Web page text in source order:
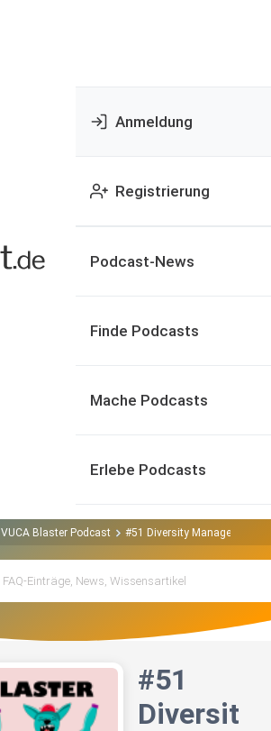
Anmeldung
Registrierung
Podcast-News
Finde Podcasts
Mache Podcasts
Erlebe Podcasts
VUCA Blaster Podcast #51 Diversity Management
#51
Diversit